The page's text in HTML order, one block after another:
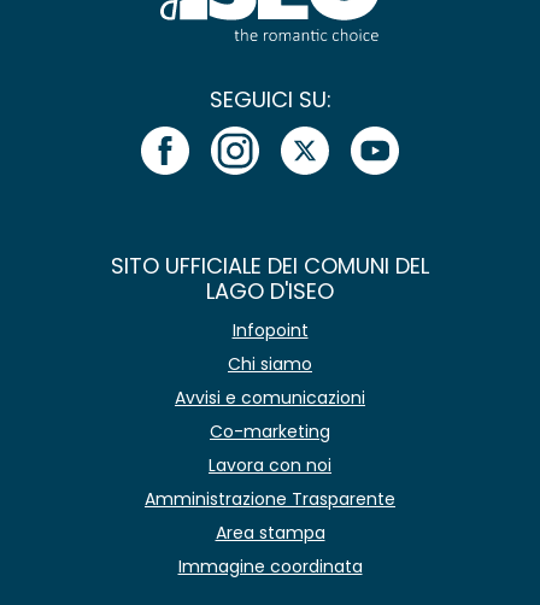
SEGUICI SU:
SITO UFFICIALE DEI COMUNI DEL
LAGO D'ISEO
Infopoint
Chi siamo
Avvisi e comunicazioni
Co-marketing
Lavora con noi
Amministrazione Trasparente
Area stampa
Immagine coordinata